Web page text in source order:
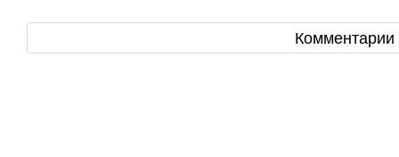
Комментарии